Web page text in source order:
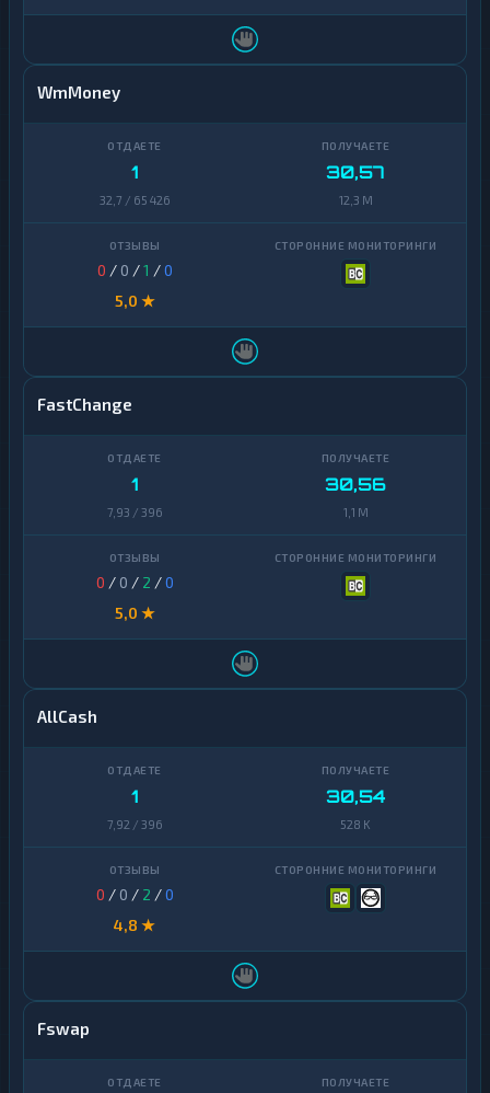
WmMoney
1
32,7 / 65 426
30,57
12,3 M
0 / 0 /1 /0
5,0 ★
FastChange
1
7,93 / 396
30,56
1,1 M
0 / 0 / 2 /0
5,0 ★
AllCash
1
7,92 / 396
30,54
528 K
0 / 0 / 2 /0
4,8 ★
Fswap
(LUNA)
1
Toncoin 1
VeChain
Finance
Zcash 1